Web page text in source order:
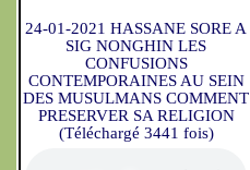
24-01-2021 HASSANE SORE A
SIG NONGHIN LES
CONFUSIONS
CONTEMPORAINES AU SEIN
DES MUSULMANS COMMENT
PRESERVER SA RELIGION
(Téléchargé 3441 fois)